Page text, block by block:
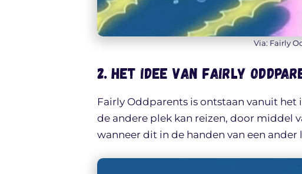
Via: Fairly
2. Het idee van Fairly
Fairly Oddparents is ontstaan vanuit
de andere plek kan reizen, door middel
wanneer dit in de handen van een ander